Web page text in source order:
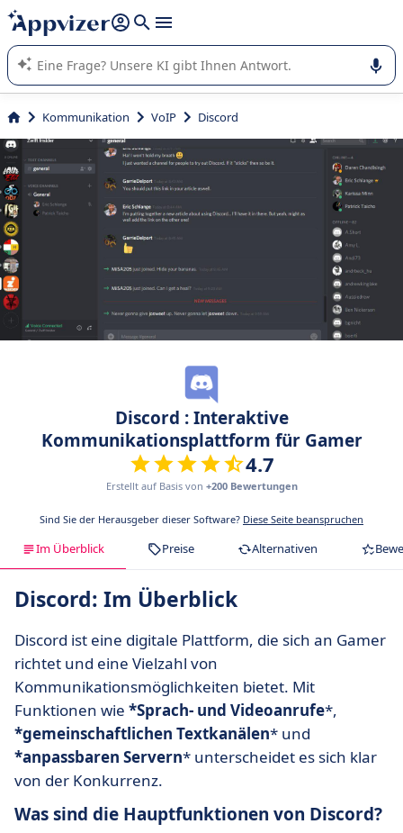
beantworten (mehrere Zeilen mit
Die KI von Appvizer führt Sie bei der Nutzung oder Auswahl
von SaaS-Software in Unternehmen.
Kommunikation VoIP Discord
Discord : Interaktive
Kommunikationsplattform für Gamer
4.7
Erstellt auf Basis von +200 Bewertungen
Sind Sie der Herausgeber dieser Software? Diese Seite beanspruchen
Im Überblick Preise Alternativen
Discord: Im Überblick
Discord ist eine digitale Plattform, die sich an Gamer
richtet und eine Vielzahl von
Kommunikationsmöglichkeiten bietet. Mit
Funktionen wie *Sprach- und Videoanrufe*,
*gemeinschaftlichen Textkanälen* und
*anpassbaren Servern* unterscheidet es sich klar
von der Konkurrenz.
Was sind die Hauptfunktionen von Discord?